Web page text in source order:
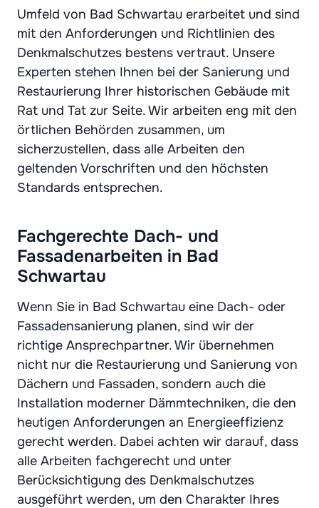
Umfeld von Bad Schwartau erarbeitet und sind
mit den Anforderungen und Richtlinien des
Denkmalschutzes bestens vertraut. Unsere
Experten stehen Ihnen bei der Sanierung und
Restaurierung Ihrer historischen Gebäude mit
Rat und Tat zur Seite. Wir arbeiten eng mit den
örtlichen Behörden zusammen, um
sicherzustellen, dass alle Arbeiten den
geltenden Vorschriften und den höchsten
Standards entsprechen.
Fachgerechte Dach- und
Fassadenarbeiten in Bad
Schwartau
Wenn Sie in Bad Schwartau eine Dach- oder
Fassadensanierung planen, sind wir der
richtige Ansprechpartner. Wir übernehmen
nicht nur die Restaurierung und Sanierung von
Dächern und Fassaden, sondern auch die
Installation moderner Dämmtechniken, die den
heutigen Anforderungen an Energieeffizienz
gerecht werden. Dabei achten wir darauf, dass
alle Arbeiten fachgerecht und unter
Berücksichtigung des Denkmalschutzes
ausgeführt werden, um den Charakter Ihres